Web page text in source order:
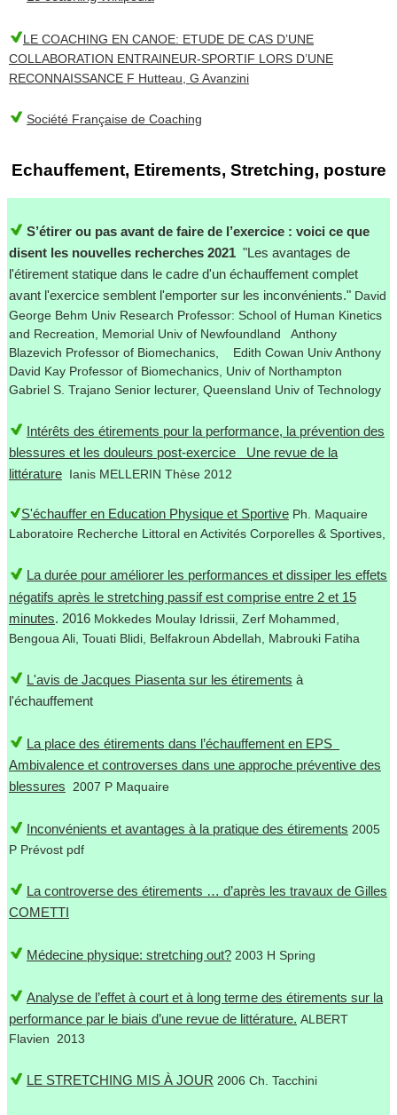
LE COACHING EN CANOE: ETUDE DE CAS D’UNE
COLLABORATION ENTRAINEUR-SPORTIF LORS D’UNE
RECONNAISSANCE F Hutteau, G Avanzini
Société Française de Coaching
Echauffement, Etirements, Stretching, posture
S’étirer ou pas avant de faire de l’exercice : voici ce que
disent les nouvelles recherches 2021 "Les avantages de
l'étirement statique dans le cadre d'un échauffement complet
avant l'exercice semblent l'emporter sur les inconvénients." David
George Behm Univ Research Professor: School of Human Kinetics
and Recreation, Memorial Univ of Newfoundland Anthony
Blazevich Professor of Biomechanics, Edith Cowan Univ Anthony
David Kay Professor of Biomechanics, Univ of Northampton
Gabriel S. Trajano Senior lecturer, Queensland Univ of Technology
Intérêts des étirements pour la performance, la prévention des
blessures et les douleurs post-exercice Une revue de la
littérature Ianis MELLERIN Thèse 2012
S'échauffer en Education Physique et Sportive Ph. Maquaire
Laboratoire Recherche Littoral en Activités Corporelles & Sportives,
La durée pour améliorer les performances et dissiper les effets
négatifs après le stretching passif est comprise entre 2 et 15
minutes. 2016 Mokkedes Moulay Idrissii, Zerf Mohammed,
Bengoua Ali, Touati Blidi, Belfakroun Abdellah, Mabrouki Fatiha
L'avis de Jacques Piasenta sur les étirements à
l'échauffement
La place des étirements dans l’échauffement en EPS
Ambivalence et controverses dans une approche préventive des
blessures 2007 P Maquaire
Inconvénients et avantages à la pratique des étirements 2005
P Prévost pdf
La controverse des étirements … d’après les travaux de Gilles
COMETTI
Médecine physique: stretching out? 2003 H Spring
Analyse de l’effet à court et à long terme des étirements sur la
performance par le biais d’une revue de littérature. ALBERT
Flavien 2013
LE STRETCHING MIS À JOUR 2006 Ch. Tacchini